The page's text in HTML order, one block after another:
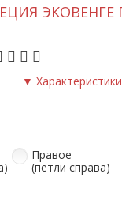
▼ Характеристики
Правое
(петли справа)